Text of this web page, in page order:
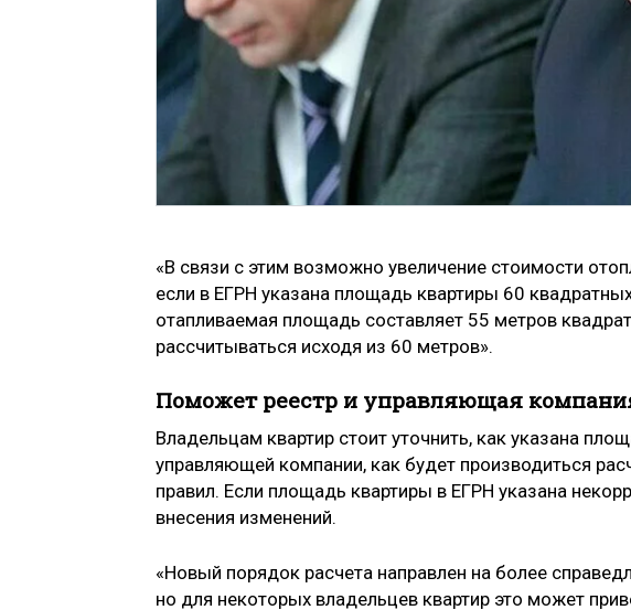
«В связи с этим возможно увеличение стоимости
если в ЕГРН указана площадь квартиры 60
отапливаемая площадь составляет 55 метров
рассчитываться исходя из 60 метров».
Поможет реестр и управляющая
Владельцам квартир стоит уточнить, как указана
управляющей компании, как будет производиться
правил. Если площадь квартиры в ЕГРН указана
внесения изменений.
«Новый порядок расчета направлен на более
но для некоторых владельцев квартир это может